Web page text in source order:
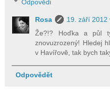
Odpovědi
Rosa
19. září 2012
Že?!? Hoďka a půl
znovuzrozený! Hledej
v Havířově, tak bych
Odpovědět